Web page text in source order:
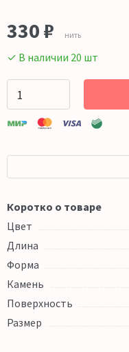
330 ₽ нить
✓ В наличии 20 шт
Коротко о товаре
Цвет
Длина
Форма
Камень
Поверхность
Размер